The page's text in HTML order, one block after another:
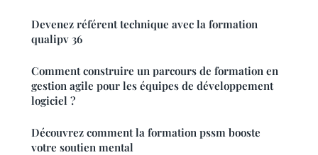
Devenez référent technique avec la formation
qualipv 36
Comment construire un parcours de formation en
gestion agile pour les équipes de développement
logiciel ?
Découvrez comment la formation pssm booste
votre soutien mental